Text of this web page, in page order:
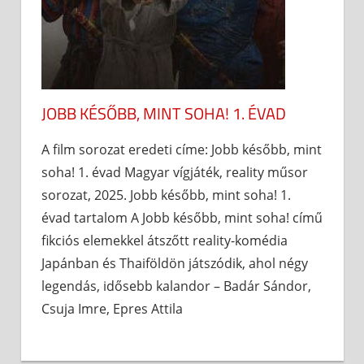
JOBB KÉSŐBB, MINT SOHA! 1. ÉVAD
A film sorozat eredeti címe: Jobb később, mint
soha! 1. évad Magyar vígjáték, reality műsor
sorozat, 2025. Jobb később, mint soha! 1.
évad tartalom A Jobb később, mint soha! című
fikciós elemekkel átszőtt reality-komédia
Japánban és Thaiföldön játszódik, ahol négy
legendás, idősebb kalandor – Badár Sándor,
Csuja Imre, Epres Attila